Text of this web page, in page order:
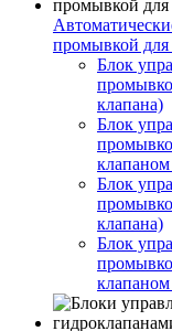
промывкой
Блок
клапана)
Блок
Блок
клапана)
Блок